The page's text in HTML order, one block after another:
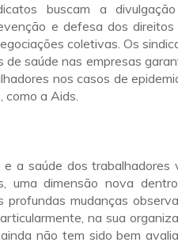
buscam a
e defesa dos direitos
coletivas. Os
de saúde nas empresas
nos casos de
a Aids.
a saúde dos trabalhadores
uma dimensão nova
profundas mudanças
na sua
não tem sido bem